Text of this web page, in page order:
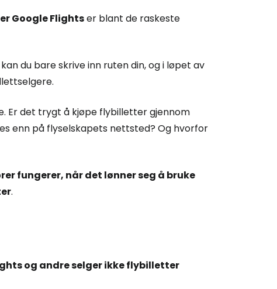
Google Flightser blant de raskeste
du bare skrive inn ruten din, og i løpet av
Er det trygt å kjøpe flybilletter gjennom
enn på flyselskapets nettsted? Og hvorfor
fungerer, når det lønner seg å bruke
.
og andre selger ikke flybilletter